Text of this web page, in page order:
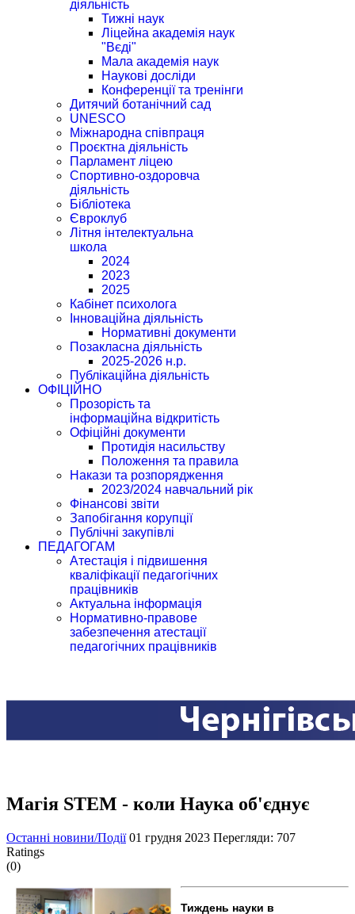
діяльність
Тижні наук
Ліцейна академія наук
"Вєді"
Мала академія наук
Наукові досліди
Конференції та тренінги
Дитячий ботанічний сад
UNESCO
Міжнародна співпраця
Проєктна діяльність
Парламент ліцею
Спортивно-оздоровча
діяльність
Бібліотека
Євроклуб
Літня інтелектуальна
школа
2024
2023
2025
Кабінет психолога
Інноваційна діяльність
Нормативні документи
Позакласна діяльність
2025-2026 н.р.
Публікаційна діяльність
ОФІЦІЙНО
Прозорість та
інформаційна відкритість
Офіційні документи
Протидія насильству
Положення та правила
Накази та розпорядження
2023/2024 навчальний рік
Фінансові звіти
Запобігання корупції
Публічні закупівлі
ПЕДАГОГАМ
Атестація і підвишення
кваліфікації педагогічних
працівників
Актуальна інформація
Нормативно-правове
забезпечення атестації
педагогічних працівників
Магія STEM - коли Наука об'єднує
Останні новини/Події 01 грудня 2023 Перегляди: 707
Ratings
(0)
Тиждень науки в